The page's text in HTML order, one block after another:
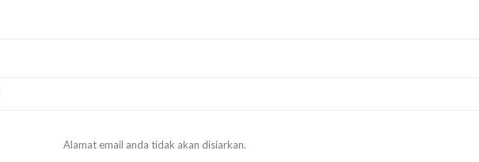
Alamat email anda tidak akan disiarkan.